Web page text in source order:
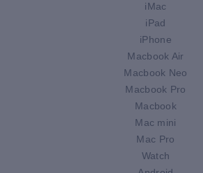
iMac
iPad
iPhone
Macbook Air
Macbook Neo
Macbook Pro
Macbook
Mac mini
Mac Pro
Watch